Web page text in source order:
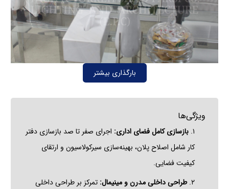
بارگذاری بیشتر
ویژگی‌ها
۱. بازسازی کامل فضای اداری: اجرای صفر تا صد بازسازی دفتر
کار شامل اصلاح پلان، بهینه‌سازی سیرکولاسیون و ارتقای
کیفیت فضایی.
۲. طراحی داخلی مدرن و مینیمال: تمرکز بر طراحی داخلی